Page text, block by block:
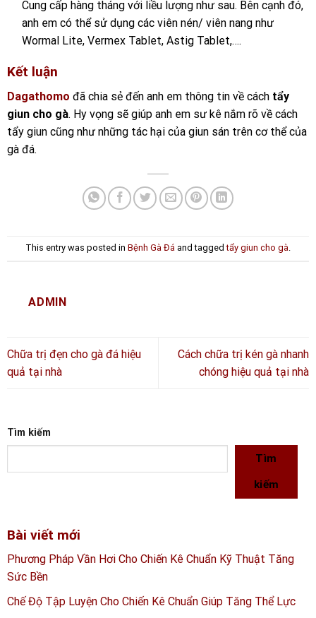
Cung cấp hàng tháng với liều lượng như sau. Bên cạnh đó,
anh em có thể sử dụng các viên nén/ viên nang như
Wormal Lite, Vermex Tablet, Astig Tablet,….
Kết luận
Dagathomo đã chia sẻ đến anh em thông tin về cách tẩy
giun cho gà. Hy vọng sẽ giúp anh em sư kê nắm rõ về cách
tẩy giun cũng như những tác hại của giun sán trên cơ thể của
gà đá.
This entry was posted in Bệnh Gà Đá and taggedtẩy giun cho gà.
ADMIN
Chữa trị đẹn cho gà đá hiệu
quả tại nhà
Cách chữa trị kén gà nhanh
chóng hiệu quả tại nhà
Tìm kiếm
Tìm
kiếm
Bài viết mới
Phương Pháp Vần Hơi Cho Chiến Kê Chuẩn Kỹ Thuật Tăng
Sức Bền
Chế Độ Tập Luyện Cho Chiến Kê Chuẩn Giúp Tăng Thể Lực